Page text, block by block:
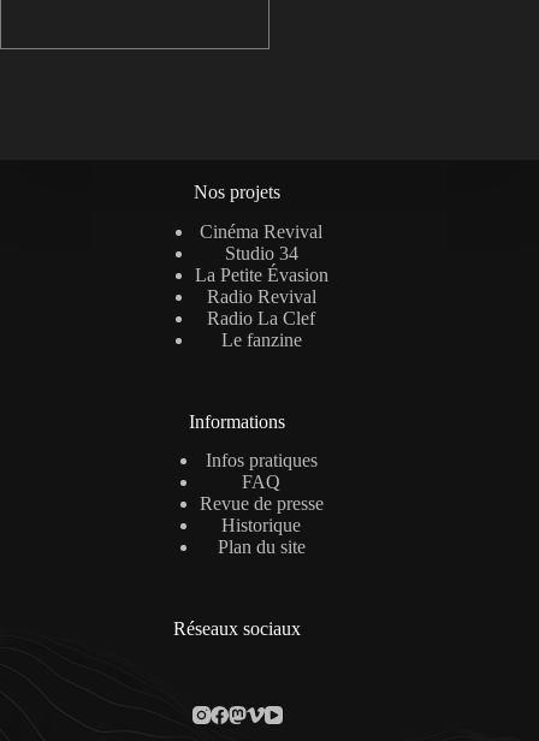
Nos projets
Cinéma Revival
Studio 34
La Petite Évasion
Radio Revival
Radio La Clef
Le fanzine
Informations
Infos pratiques
FAQ
Revue de presse
Historique
Plan du site
Réseaux sociaux